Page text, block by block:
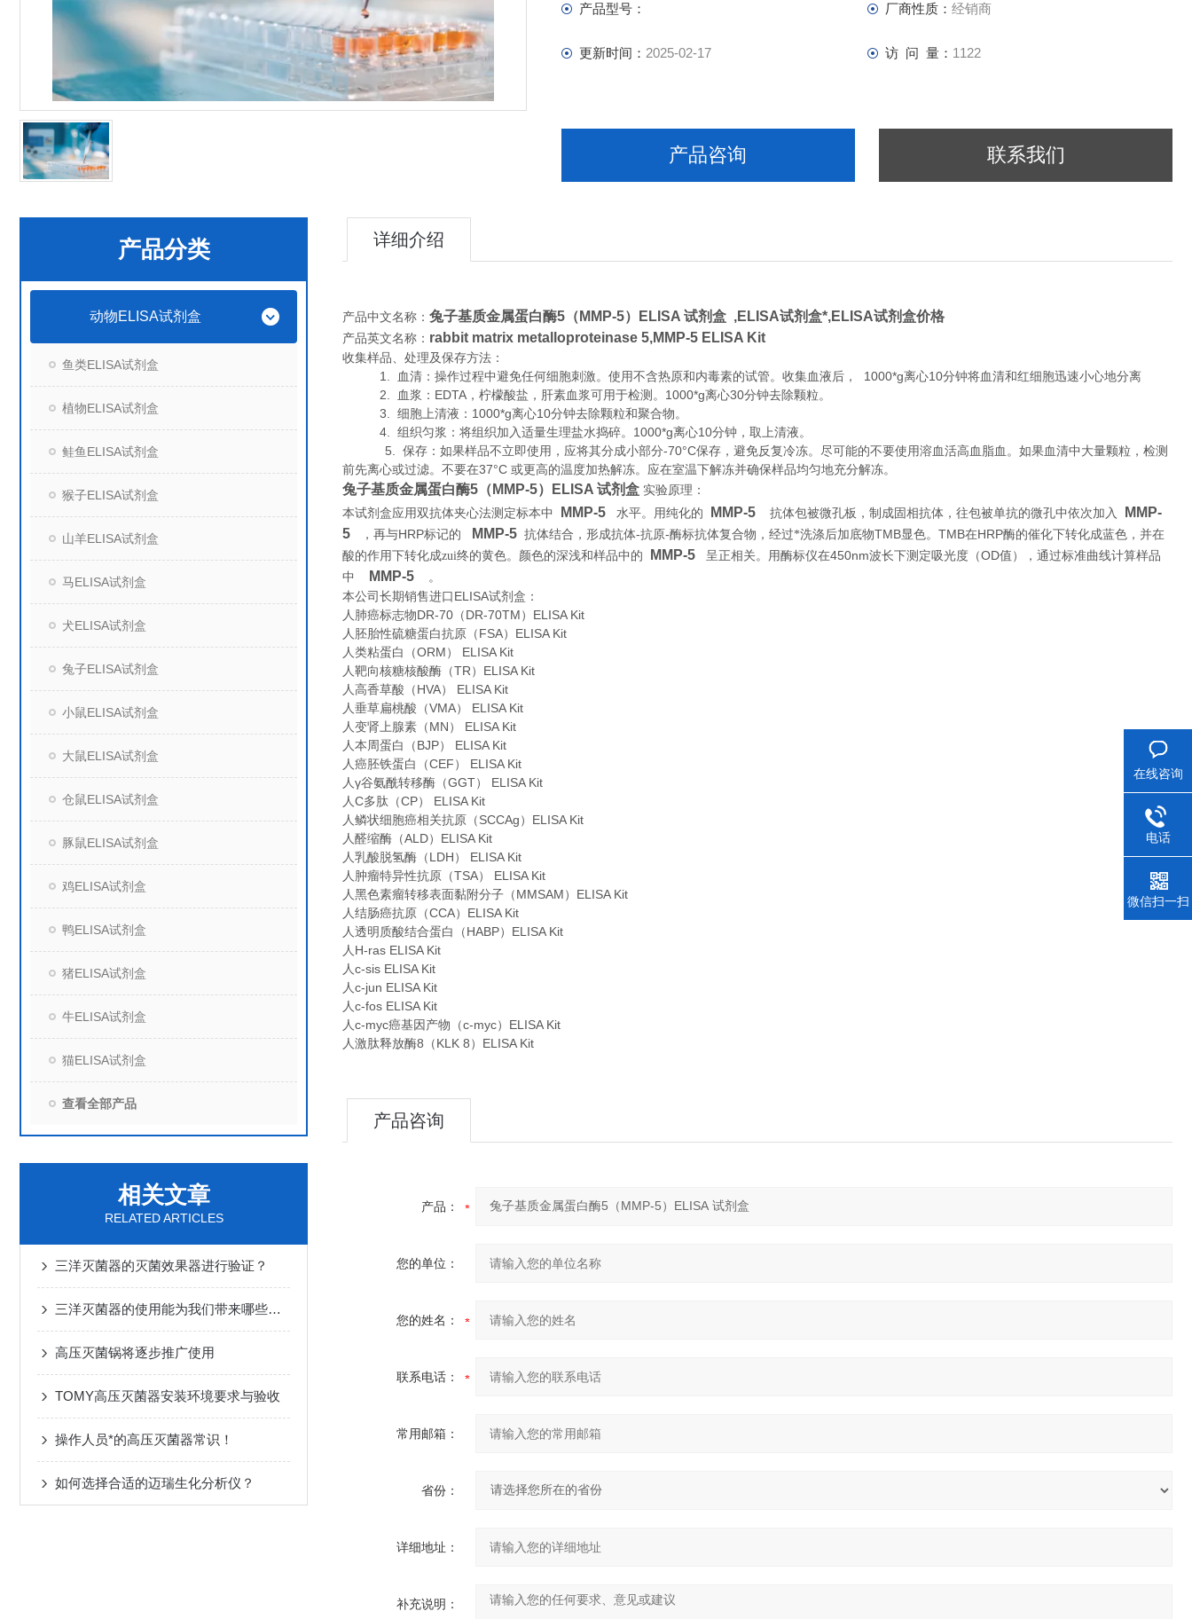
产品型号： 厂商性质： 经销商
更新时间： 2025-02-17 访 问 量： 1122
产品咨询 联系我们
产品分类
动物ELISA试剂盒
鱼类ELISA试剂盒
植物ELISA试剂盒
鲑鱼ELISA试剂盒
猴子ELISA试剂盒
山羊ELISA试剂盒
马ELISA试剂盒
犬ELISA试剂盒
兔子ELISA试剂盒
小鼠ELISA试剂盒
大鼠ELISA试剂盒
仓鼠ELISA试剂盒
豚鼠ELISA试剂盒
鸡ELISA试剂盒
鸭ELISA试剂盒
猪ELISA试剂盒
牛ELISA试剂盒
猫ELISA试剂盒
查看全部产品
相关文章
RELATED ARTICLES
三洋灭菌器的灭菌效果器进行验证？
三洋灭菌器的使用能为我们带来哪些好处?
高压灭菌锅将逐步推广使用
TOMY高压灭菌器安装环境要求与验收
操作人员*的高压灭菌器常识！
如何选择合适的迈瑞生化分析仪？
详细介绍
产品中文名称： 兔子基质金属蛋白酶5（MMP-5）ELISA 试剂盒 ,ELISA试剂盒*,ELISA试剂盒价格
产品英文名称： rabbit matrix metalloproteinase 5,MMP-5 ELISA Kit
收集样品、处理及保存方法：
1. 血清：操作过程中避免任何细胞刺激。使用不含热原和内毒素的试管。收集血液后， 1000*g离心10分钟将血清和红细胞迅速小心地分离
2. 血浆：EDTA，柠檬酸盐，肝素血浆可用于检测。1000*g离心30分钟去除颗粒。
3. 细胞上清液：1000*g离心10分钟去除颗粒和聚合物。
4. 组织匀浆：将组织加入适量生理盐水捣碎。1000*g离心10分钟，取上清液。
5. 保存：如果样品不立即使用，应将其分成小部分-70°C保存，避免反复冷冻。尽可能的不要使用溶血活高血脂血。如果血清中大量颗粒，检测
前先离心或过滤。不要在37°C 或更高的温度加热解冻。应在室温下解冻并确保样品均匀地充分解冻。
兔子基质金属蛋白酶5（MMP-5）ELISA 试剂盒 实验原理 ：
本试剂盒应用双抗体夹心法测定标本中
MMP-5 水平。用纯化的 MMP-5 抗体包被微孔板，制成固相抗体，往包被单抗的微孔中依次加入
MMP-
5
，再与HRP标记的 MMP-5 抗体结合，形成抗体-抗原-酶标抗体复合物，经过*洗涤后加底物TMB显色。 TMB在HRP酶的催化下转化成蓝色，并在
酸的作用下转化成zui终的黄色。颜色的深浅和样品中的
MMP-5 呈正相关。用酶标仪在450nm波长下测定吸光度（OD值），通过标准曲线计算样品
中
MMP-5
。
本公司长期销售进口ELISA试剂盒：
人肺癌标志物DR-70（DR-70TM）ELISA Kit
人胚胎性硫糖蛋白抗原（FSA）ELISA Kit
人类粘蛋白（ORM） ELISA Kit
人靶向核糖核酸酶（TR）ELISA Kit
人高香草酸（HVA） ELISA Kit
人垂草扁桃酸（VMA） ELISA Kit
人变肾上腺素（MN） ELISA Kit
人本周蛋白（BJP） ELISA Kit
人癌胚铁蛋白（CEF） ELISA Kit
人γ谷氨酰转移酶（GGT） ELISA Kit
人C多肽（CP） ELISA Kit
人鳞状细胞癌相关抗原（SCCAg）ELISA Kit
人醛缩酶（ALD）ELISA Kit
人乳酸脱氢酶（LDH） ELISA Kit
人肿瘤特异性抗原（TSA） ELISA Kit
人黑色素瘤转移表面黏附分子（MMSAM）ELISA Kit
人结肠癌抗原（CCA）ELISA Kit
人透明质酸结合蛋白（HABP）ELISA Kit
人H-ras ELISA Kit
人c-sis ELISA Kit
人c-jun ELISA Kit
人c-fos ELISA Kit
人c-myc癌基因产物（c-myc）ELISA Kit
人激肽释放酶8（KLK 8）ELISA Kit
产品咨询
产品：
您的单位：
您的姓名：
联系电话：
常用邮箱：
省份：
详细地址：
补充说明：
在线咨询
电话
微信扫一扫